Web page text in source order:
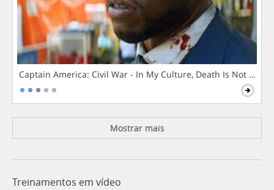
Captain America: Civil War - In My Culture, Death Is Not The
Mostrar mais
Treinamentos em vídeo